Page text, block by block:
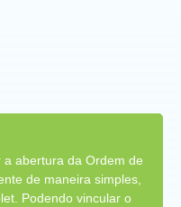
a abertura da Ordem de
de maneira simples,
Podendo vincular o